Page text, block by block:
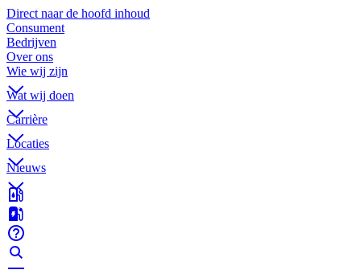
Direct naar de hoofd inhoud
Consument
Bedrijven
Over ons
Wie wij zijn
Wat wij doen
Carrière
Locaties
Nieuws